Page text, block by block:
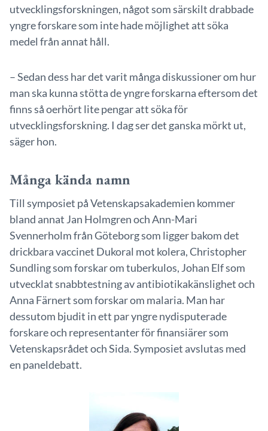
utvecklingsforskningen, något som särskilt drabbade
yngre forskare som inte hade möjlighet att söka
medel från annat håll.
– Sedan dess har det varit många diskussioner om hur
man ska kunna stötta de yngre forskarna eftersom det
finns så oerhört lite pengar att söka för
utvecklingsforskning. I dag ser det ganska mörkt ut,
säger hon.
Många kända namn
Till symposiet på Vetenskapsakademien kommer
bland annat Jan Holmgren och Ann-Mari
Svennerholm från Göteborg som ligger bakom det
drickbara vaccinet Dukoral mot kolera, Christopher
Sundling som forskar om tuberkulos, Johan Elf som
utvecklat snabbtestning av antibiotikakänslighet och
Anna Färnert som forskar om malaria. Man har
dessutom bjudit in ett par yngre nydisputerade
forskare och representanter för finansiärer som
Vetenskapsrådet och Sida. Symposiet avslutas med
en paneldebatt.